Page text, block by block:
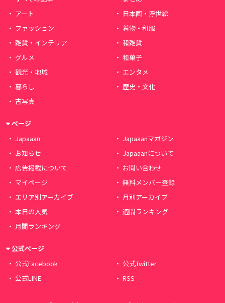
アート
日本画・浮世絵
ファッション
着物・和服
雑貨・インテリア
和雑貨
グルメ
和菓子
観光・地域
エンタメ
暮らし
歴史・文化
古写真
ページ
Japaaan
Japaaanマガジン
お知らせ
Japaaanについて
広告掲載について
お問い合わせ
マイページ
無料メンバー登録
エリア別アーカイブ
月別アーカイブ
本日の人気
週間ランキング
月間ランキング
公式ページ
公式Facebook
公式Twitter
公式LINE
RSS